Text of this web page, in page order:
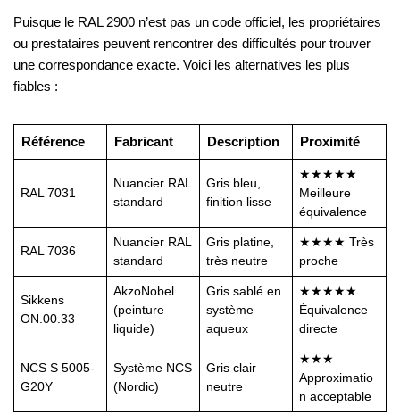
Puisque le RAL 2900 n’est pas un code officiel, les propriétaires
ou prestataires peuvent rencontrer des difficultés pour trouver
une correspondance exacte. Voici les alternatives les plus
fiables :
Référence Fabricant Description Proximité
RAL 7031
Nuancier RAL
standard
Gris bleu,
finition lisse
★★★★★
Meilleure
équivalence
RAL 7036
Nuancier RAL
standard
Gris platine,
très neutre
★★★★ Très
proche
Sikkens
ON.00.33
AkzoNobel
(peinture
liquide)
Gris sablé en
système
aqueux
★★★★★
Équivalence
directe
NCS S 5005-
G20Y
Système NCS
(Nordic)
Gris clair
neutre
★★★
Approximatio
n acceptable